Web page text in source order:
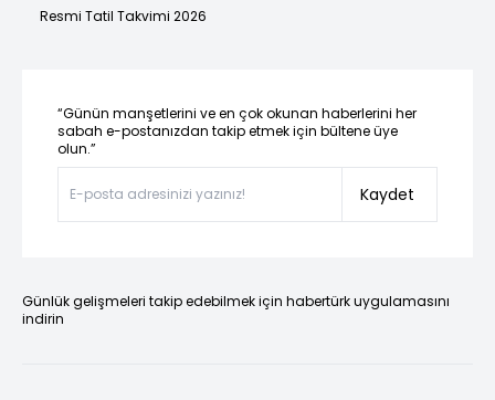
Resmi Tatil Takvimi 2026
“Günün manşetlerini ve en çok okunan haberlerini her
sabah e-postanızdan takip etmek için bültene üye
olun.”
Kaydet
Günlük gelişmeleri takip edebilmek için habertürk uygulamasını
indirin